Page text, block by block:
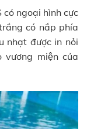
ngoại hình cực
có nắp phía
nhạt được in nỏi
miện của